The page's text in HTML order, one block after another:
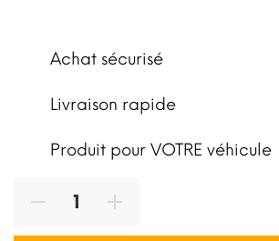
Achat sécurisé
Livraison rapide
Produit pour VOTRE véhicule